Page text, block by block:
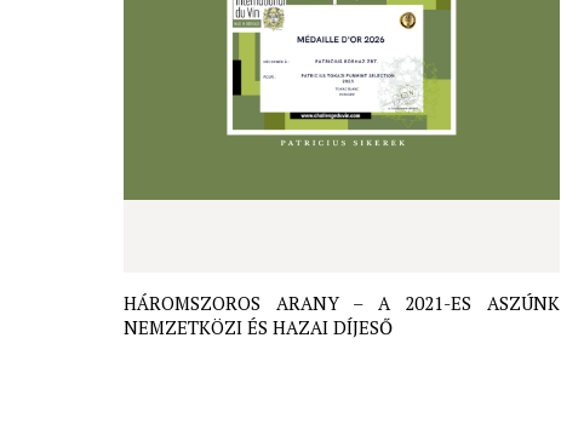
HÁROMSZOROS ARANY – A 2021-ES ASZÚNK
NEMZETKÖZI ÉS HAZAI DÍJESŐ